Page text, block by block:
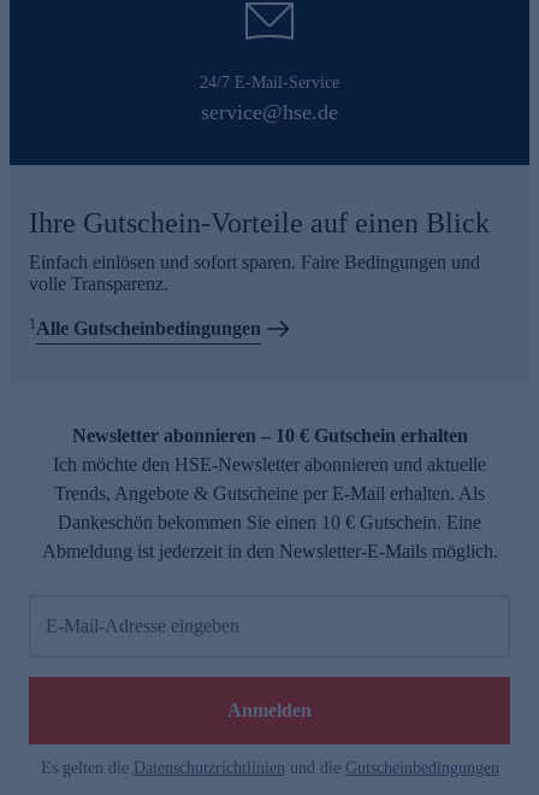
24/7 E-Mail-Service
service@hse.de
Ihre Gutschein-Vorteile auf einen Blick
Einfach einlösen und sofort sparen. Faire Bedingungen und
volle Transparenz.
1Alle Gutscheinbedingungen
Newsletter abonnieren – 10 € Gutschein erhalten
Ich möchte den HSE-Newsletter abonnieren und aktuelle
Trends, Angebote & Gutscheine per E-Mail erhalten. Als
Dankeschön bekommen Sie einen 10 € Gutschein. Eine
Abmeldung ist jederzeit in den Newsletter-E-Mails möglich.
E-Mail-Adresse eingeben
Anmelden
Es gelten die Datenschutzrichtlinien und die Gutscheinbedingungen